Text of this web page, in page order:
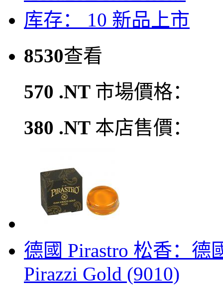
库存： 10 新品上市
8530查看
570 .NT 市場價格：
380 .NT 本店售價：
德國 Pirastro 松香：德
Pirazzi Gold (9010)